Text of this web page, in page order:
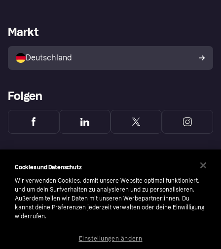
Klarna App
Shops entdecken
Käuferschutzrichtlinie
Dein Widerrufsrecht
Händlerportal
Markt
Deutschland
Folgen
Cookies und Datenschutz
Wir verwenden Cookies, damit unsere Website optimal funktioniert,
und um dein Surfverhalten zu analysieren und zu personalisieren.
Außerdem teilen wir Daten mit unseren Werbepartner:innen. Du
kannst deine Präferenzen jederzeit verwalten oder deine Einwilligung
widerrufen.
Einstellungen ändern